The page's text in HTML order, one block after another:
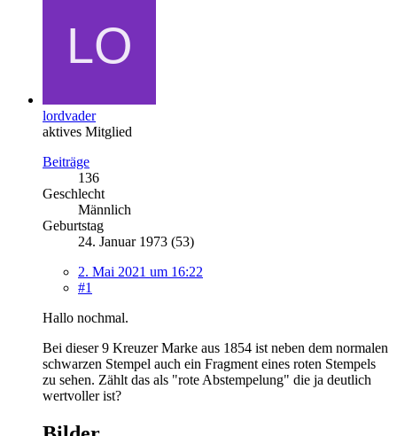
lordvader
aktives Mitglied
Beiträge
136
Geschlecht
Männlich
Geburtstag
24. Januar 1973 (53)
2. Mai 2021 um 16:22
#1
Hallo nochmal.
Bei dieser 9 Kreuzer Marke aus 1854 ist neben dem normalen
schwarzen Stempel auch ein Fragment eines roten Stempels
zu sehen. Zählt das als "rote Abstempelung" die ja deutlich
wertvoller ist?